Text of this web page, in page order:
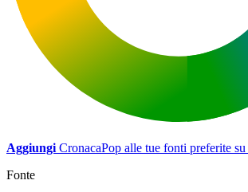
Aggiungi CronacaPop alle tue fonti preferite su
Fonte